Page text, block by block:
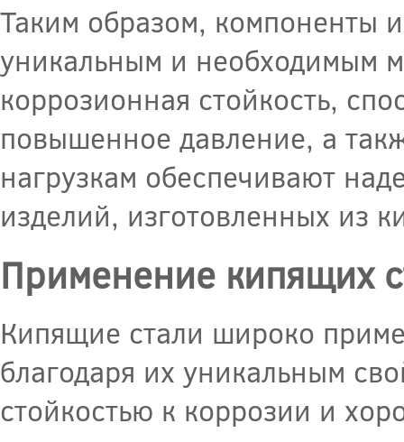
Таким образом, компоненты
уникальным и необходимым
коррозионная стойкость,
повышенное давление, а
нагрузкам обеспечивают
изделий, изготовленных из
Применение кипящих
Кипящие стали широко
благодаря их уникальным
стойкостью к коррозии и